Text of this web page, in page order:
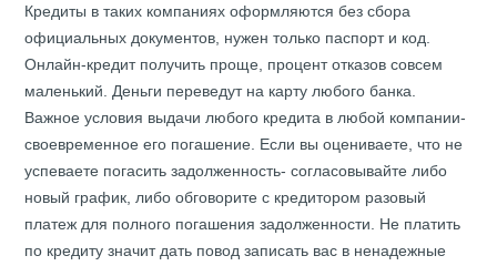
Кредиты в таких компаниях оформляются без сбора
официальных документов, нужен только паспорт и код.
Онлайн-кредит получить проще, процент отказов совсем
маленький. Деньги переведут на карту любого банка.
Важное условия выдачи любого кредита в любой компании-
своевременное его погашение. Если вы оцениваете, что не
успеваете погасить задолженность- согласовывайте либо
новый график, либо обговорите с кредитором разовый
платеж для полного погашения задолженности. Не платить
по кредиту значит дать повод записать вас в ненадежные